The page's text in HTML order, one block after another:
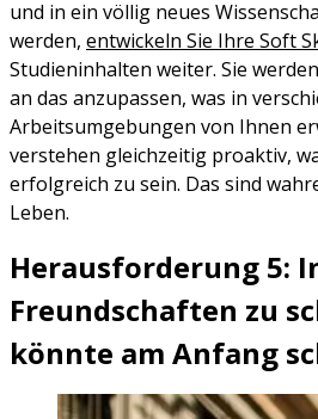
und in ein völlig neues
werden, entwickeln Sie Ihre Soft
Studieninhalten weiter. Sie
an das anzupassen, was in
Arbeitsumgebungen von Ihnen
verstehen gleichzeitig proaktiv,
erfolgreich zu sein. Das sind
Leben.
Herausforderung 5:
Freundschaften zu
könnte am Anfang